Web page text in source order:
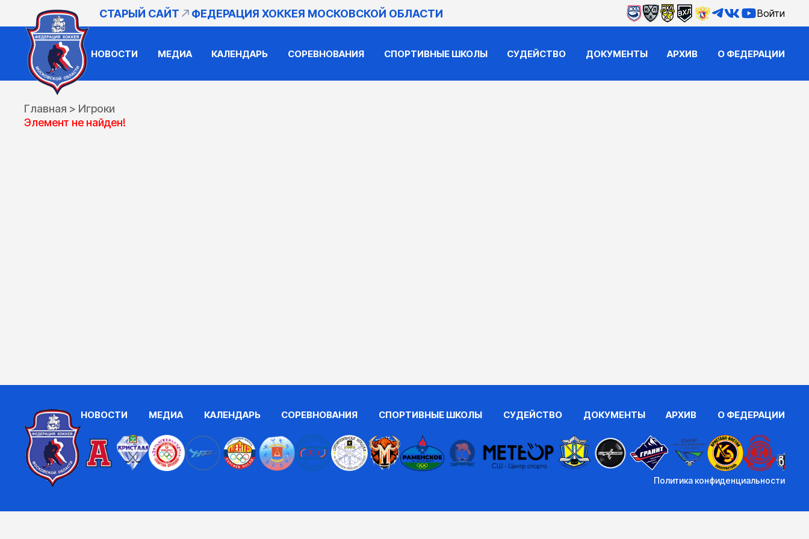
СТАРЫЙ САЙТ ФЕДЕРАЦИЯ ХОККЕЯ МОСКОВСКОЙ ОБЛАСТИ Войти
НОВОСТИ МЕДИА КАЛЕНДАРЬ СОРЕВНОВАНИЯ СПОРТИВНЫЕ ШКОЛЫ СУДЕЙСТВО ДОКУМЕНТЫ АРХИВ О ФЕДЕРАЦИИ
Главная > Игроки
Элемент не найден!
НОВОСТИ МЕДИА КАЛЕНДАРЬ СОРЕВНОВАНИЯ СПОРТИВНЫЕ ШКОЛЫ СУДЕЙСТВО ДОКУМЕНТЫ АРХИВ О ФЕДЕРАЦИИ
Политика конфиденциальности